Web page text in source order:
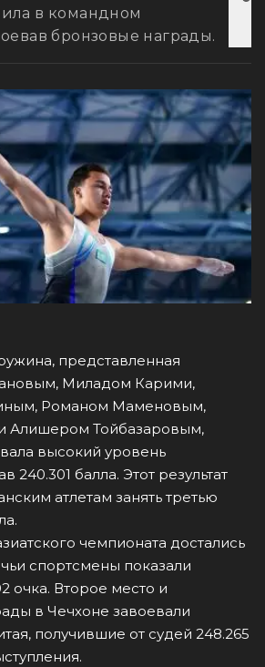
в командном
бронзовые награды.
представленная
Миладом Карими,
Романом Маменовым,
Алишером Тойбазаровым,
высокий уровень
240.301 балла. Этот результат
атлетам занять третью
чемпионата достались
спортсмены показали
очка. Второе место и
в Чечхоне завоевали
получившие от судей 248.265